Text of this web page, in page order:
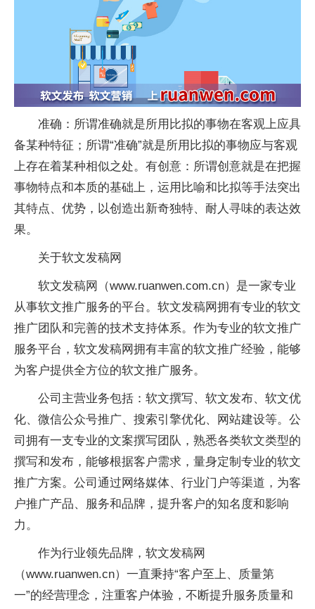
准确：所谓准确就是所用比拟的事物在客观上应具
备某种特征；所谓“准确”就是所用比拟的事物应与客观
上存在着某种相似之处。有创意：所谓创意就是在把握
事物特点和本质的基础上，运用比喻和比拟等手法突出
其特点、优势，以创造出新奇独特、耐人寻味的表达效
果。
关于软文发稿网
软文发稿网（www.ruanwen.com.cn）是一家专业
从事软文推广服务的平台。软文发稿网拥有专业的软文
推广团队和完善的技术支持体系。作为专业的软文推广
服务平台，软文发稿网拥有丰富的软文推广经验，能够
为客户提供全方位的软文推广服务。
公司主营业务包括：软文撰写、软文发布、软文优
化、微信公众号推广、搜索引擎优化、网站建设等。公
司拥有一支专业的文案撰写团队，熟悉各类软文类型的
撰写和发布，能够根据客户需求，量身定制专业的软文
推广方案。公司通过网络媒体、行业门户等渠道，为客
户推广产品、服务和品牌，提升客户的知名度和影响
力。
作为行业领先品牌，软文发稿网
（www.ruanwen.cn）一直秉持“客户至上、质量第
一”的经营理念，注重客户体验，不断提升服务质量和